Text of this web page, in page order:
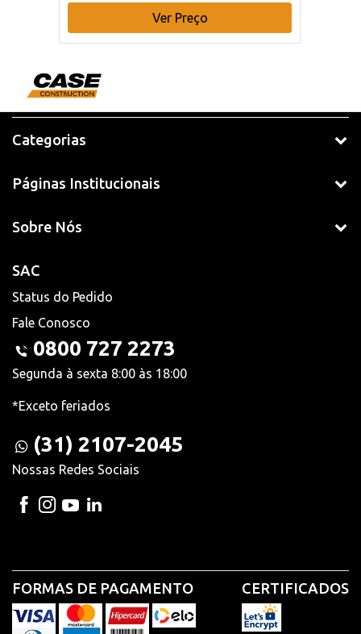
Ver Preço
Categorias
Páginas Institucionais
Sobre Nós
SAC
Status do Pedido
Fale Conosco
0800 727 2273
Segunda à sexta 8:00 às 18:00
*Exceto feriados
(31) 2107-2045
Nossas Redes Sociais
FORMAS DE PAGAMENTO CERTIFICADOS